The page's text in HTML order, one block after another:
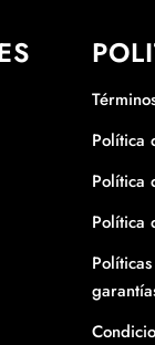
Política
Política
Política